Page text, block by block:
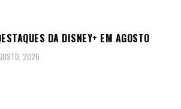
DA DISNEY+ EM AGOSTO
2026